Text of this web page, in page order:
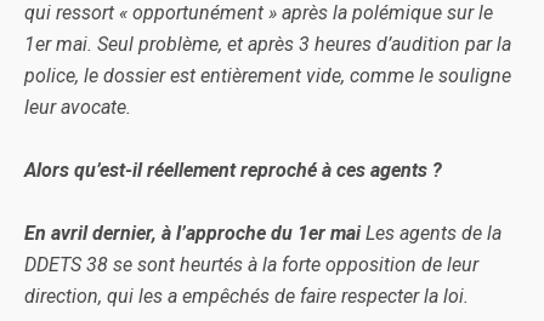
qui ressort « opportunément » après la polémique sur le
1er mai. Seul problème, et après 3 heures d’audition par la
police, le dossier est entièrement vide, comme le souligne
leur avocate.
Alors qu’est-il réellement reproché à ces agents ?
En avril dernier, à l’approche du 1er maiLes agents de la
DDETS 38 se sont heurtés à la forte opposition de leur
direction, qui les a empêchés de faire respecter la loi.